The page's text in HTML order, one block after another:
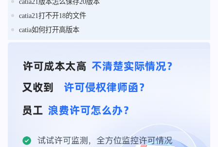
catia21打不开18的文件
catia如何打开高版本